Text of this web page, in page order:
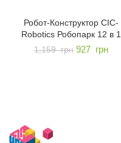
Робот-Конструктор CIC-
Robotics Робопарк 12 в 1
1,159грн 927 грн